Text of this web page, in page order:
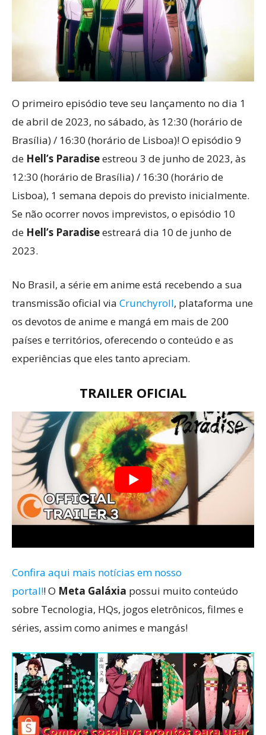
O primeiro episódio teve seu lançamento no dia 1
de abril de 2023, no sábado, às 12:30 (horário de
Brasília) / 16:30 (horário de Lisboa)! O episódio 9
de Hell’s Paradiseestreou 3 de junho de 2023, às
12:30 (horário de Brasília) / 16:30 (horário de
Lisboa), 1 semana depois do previsto inicialmente.
Se não ocorrer novos imprevistos, o episódio 10
de Hell’s Paradiseestreará dia 10 de junho de
2023.
No Brasil, a série em anime está recebendo a sua
transmissão oficial via Crunchyroll, plataforma une
os devotos de anime e mangá em mais de 200
países e territórios, oferecendo o conteúdo e as
experiências que eles tanto apreciam.
TRAILER OFICIAL
Confira aqui mais notícias em nosso
portal!! O Meta Galáxia possui muito conteúdo
sobre Tecnologia, HQs, jogos eletrônicos, filmes e
séries, assim como animes e mangás!